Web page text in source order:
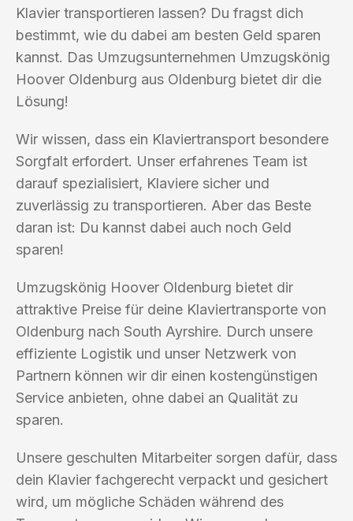
Klavier transportieren lassen? Du fragst dich
bestimmt, wie du dabei am besten Geld sparen
kannst. Das Umzugsunternehmen Umzugskönig
Hoover Oldenburg aus Oldenburg bietet dir die
Lösung!
Wir wissen, dass ein Klaviertransport besondere
Sorgfalt erfordert. Unser erfahrenes Team ist
darauf spezialisiert, Klaviere sicher und
zuverlässig zu transportieren. Aber das Beste
daran ist: Du kannst dabei auch noch Geld
sparen!
Umzugskönig Hoover Oldenburg bietet dir
attraktive Preise für deine Klaviertransporte von
Oldenburg nach South Ayrshire. Durch unsere
effiziente Logistik und unser Netzwerk von
Partnern können wir dir einen kostengünstigen
Service anbieten, ohne dabei an Qualität zu
sparen.
Unsere geschulten Mitarbeiter sorgen dafür, dass
dein Klavier fachgerecht verpackt und gesichert
wird, um mögliche Schäden während des